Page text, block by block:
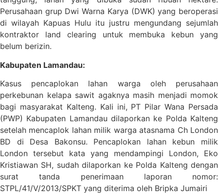
Perusahaan grup Dwi Warna Karya (DWK) yang beroperasi
di wilayah Kapuas Hulu itu justru mengundang sejumlah
kontraktor land clearing untuk membuka kebun yang
belum berizin.
Kabupaten Lamandau:
Kasus pencaplokan lahan warga oleh perusahaan
perkebunan kelapa sawit agaknya masih menjadi momok
bagi masyarakat Kalteng. Kali ini, PT Pilar Wana Persada
(PWP) Kabupaten Lamandau dilaporkan ke Polda Kalteng
setelah mencaplok lahan milik warga atasnama Ch London
BD di Desa Bakonsu. Pencaplokan lahan kebun milik
London tersebut kata yang mendampingi London, Eko
Kristiawan SH, sudah dilaporkan ke Polda Kalteng dengan
surat tanda penerimaan laporan nomor:
STPL/41/V/2013/SPKT yang diterima oleh Bripka Jumairi